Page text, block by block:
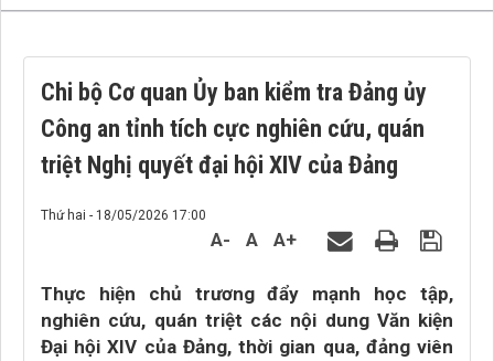
Chi bộ Cơ quan Ủy ban kiểm tra Đảng ủy
Công an tỉnh tích cực nghiên cứu, quán
triệt Nghị quyết đại hội XIV của Đảng
Thứ hai - 18/05/2026 17:00
A- A A+
Thực hiện chủ trương đẩy mạnh học tập,
nghiên cứu, quán triệt các nội dung Văn kiện
Đại hội XIV của Đảng, thời gian qua, đảng viên